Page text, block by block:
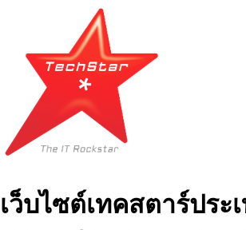
เว็บไซต์เทคสตาร์ประ